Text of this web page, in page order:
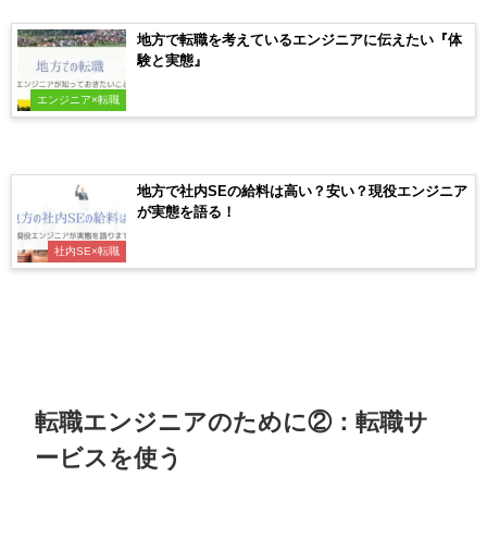
エンジニア×転職
地方で転職を考えているエンジニアに伝えたい『体
験と実態』
社内SE×転職
地方で社内SEの給料は高い？安い？現役エンジニア
が実態を語る！
転職エンジニアのために②：転職サ
ービスを使う